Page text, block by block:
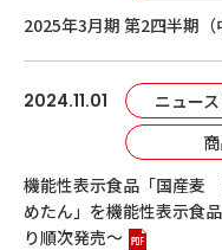
2025年3月期 第2四半期
2024.11.01
ニュー
機能性表示食品「国産麦
めたん」を機能性表示食
り順次発売～